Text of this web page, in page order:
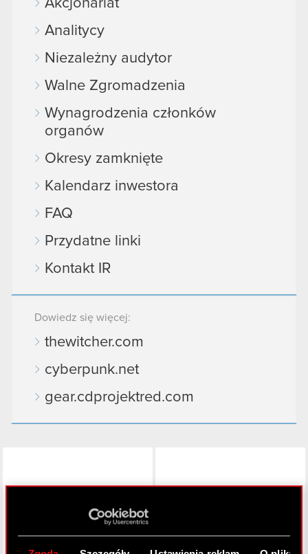
Akcjonariat
Analitycy
Niezależny audytor
Walne Zgromadzenia
Wynagrodzenia członków
organów
Okresy zamknięte
Kalendarz inwestora
FAQ
Przydatne linki
Kontakt IR
Dowiedz się więcej:
thewitcher.com
cyberpunk.net
gear.cdprojektred.com